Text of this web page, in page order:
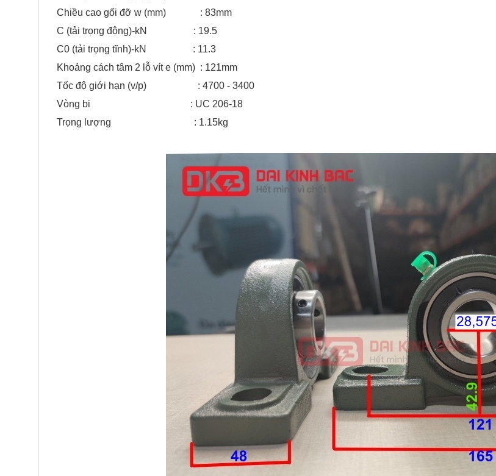
Chiều cao gối đỡ w (mm) : 83mm
C (tải trọng động)-kN : 19.5
C0 (tải trọng tĩnh)-kN : 11.3
Khoảng cách tâm 2 lỗ vít e (mm) : 121mm
Tốc độ giới hạn (v/p) : 4700 - 3400
Vòng bi : UC 206-18
Trọng lượng : 1.15kg